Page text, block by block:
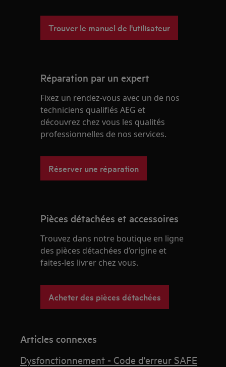
Trouver le manuel de l'utilisateur
Réparation par un expert
Fixez un rendez-vous avec un de nos
techniciens qualifiés AEG et
découvrez chez vous les qualités
professionnelles de nos services.
Réserver une réparation
Pièces détachées et accessoires
Trouvez dans notre boutique en ligne
des pièces détachées d’origine et
faites-les livrer chez vous.
Acheter des pièces détachées
Articles connexes
Dysfonctionnement - Code d'erreur SAFE